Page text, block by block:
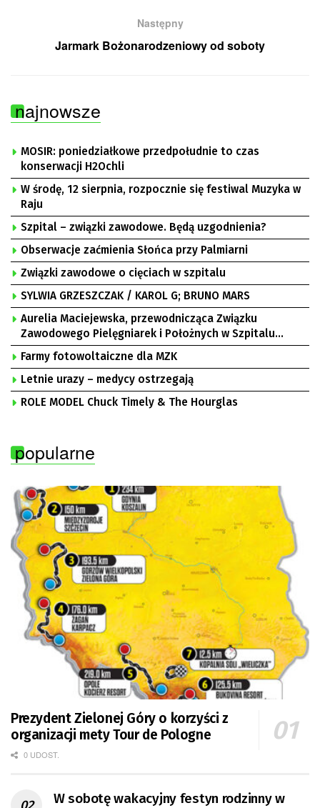
Następny
Jarmark Bożonarodzeniowy od soboty
najnowsze
MOSIR: poniedziałkowe przedpołudnie to czas
konserwacji H2Ochli
W środę, 12 sierpnia, rozpocznie się festiwal Muzyka w
Raju
Szpital – związki zawodowe. Będą uzgodnienia?
Obserwacje zaćmienia Słońca przy Palmiarni
Związki zawodowe o cięciach w szpitalu
SYLWIA GRZESZCZAK / KAROL G; BRUNO MARS
Aurelia Maciejewska, przewodnicząca Związku
Zawodowego Pielęgniarek i Położnych w Szpitalu
Uniwersyteckim w Zielonej Górze, Bogusław
Motowidełko, przewodniczący Zarządu Regionu NSZZ
„Solidarność” Zielona Góra
Farmy fotowoltaiczne dla MZK
Letnie urazy – medycy ostrzegają
ROLE MODEL Chuck Timely & The Hourglas
popularne
Prezydent Zielonej Góry o korzyści z
organizacji mety Tour de Pologne
0 UDOST.
W sobotę wakacyjny festyn rodzinny w